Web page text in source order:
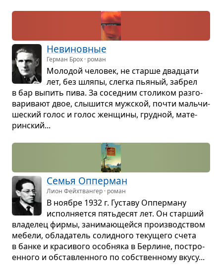
Неви­нов­ные
Герман Брох · роман
Моло­дой чело­век, не старше два­дцати
лет, без шляпы, слегка пья­ный, забрел
в бар выпить пива. За сосед­ним сто­ли­ком раз­го­
ва­ри­вают двое, слы­шится муж­ской, почти маль­чи­
ше­ский голос и голос жен­щины, груд­ной, мате­
рин­ский...
Семья Оппер­ман
Лион Фейхтвангер · роман
В ноя­бре 1932 г. Густаву Оппер­ману
испол­ня­ется пять­де­сят лет. Он стар­ший
вла­де­лец фирмы, зани­ма­ю­щейся про­из­вод­ством
мебели, обла­да­тель солид­ного теку­щего счета
в банке и кра­си­вого особ­няка в Бер­лине, постро­
ен­ного и обстав­лен­ного по соб­ствен­ному вкусу...